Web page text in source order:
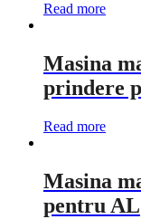
Read more
Masina
prindere
Read more
Masina
pentru AL